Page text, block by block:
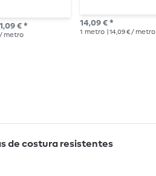
€ *
/ metro
14,09 € *
1 metro | 14,09 € / metro
de costura resistentes